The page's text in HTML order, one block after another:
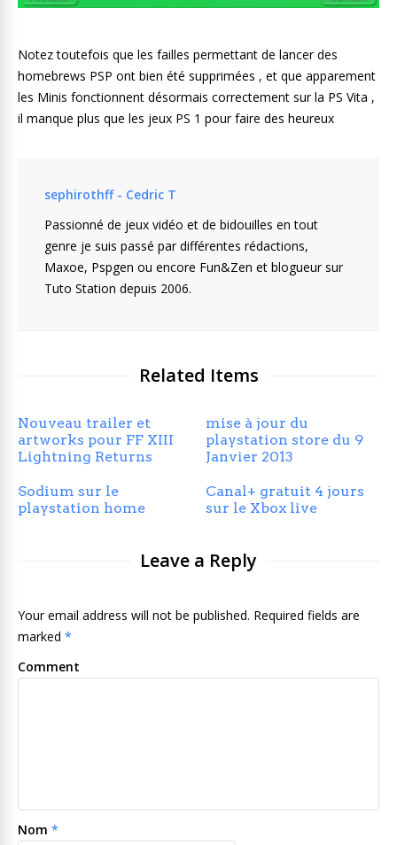
Notez toutefois que les failles permettant de lancer des
homebrews PSP ont bien été supprimées , et que apparement
les Minis fonctionnent désormais correctement sur la PS Vita ,
il manque plus que les jeux PS 1 pour faire des heureux
sephirothff - Cedric T
Passionné de jeux vidéo et de bidouilles en tout
genre je suis passé par différentes rédactions,
Maxoe, Pspgen ou encore Fun&Zen et blogueur sur
Tuto Station depuis 2006.
Related Items
Nouveau trailer et
artworks pour FF XIII
Lightning Returns
mise à jour du
playstation store du 9
Janvier 2013
Sodium sur le
playstation home
Canal+ gratuit 4 jours
sur le Xbox live
Leave a Reply
Your email address will not be published. Required fields are
marked *
Comment
Nom *